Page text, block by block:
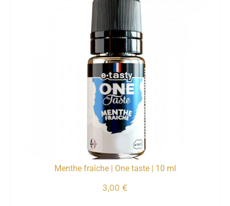
Menthe fraîche | One taste | 10 ml
3,00 €